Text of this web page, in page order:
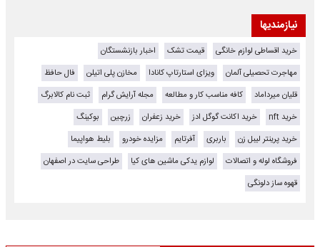
نیازمندیها
خرید اقساطی لوازم خانگی قیمت تشک
اخبار بازنشستگان
مهاجرت تحصیلی آلمان
ویزای استارتاپ کانادا مخازن پلی اتیلن
فال حافظ
قلیان میرداماد
کافه مناسب کار و مطالعه مجله آرایش گرام
ثبت نام کالابرگ
خرید nft
خرید اکانت گوگل ادز خرید زعفران زرچین
بوکینگ
خرید پرینتر لیبل زن
باربری آفرتایم مزایده خودرو
بلیط هواپیما
فروشگاه لوله و اتصالات
لوازم یدکی ماشین های کیا
طراحی سایت در اصفهان
قهوه ساز دلونگی